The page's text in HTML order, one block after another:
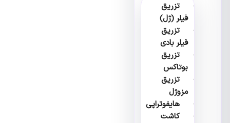
تزریق
فیلر (ژل)
تزریق
فیلر بادی
تزریق
بوتاکس
تزریق
مزوژل
هایفوتراپی
کاشت